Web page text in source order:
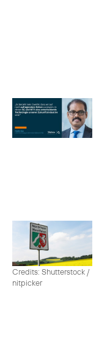
Credits: Shutterstock /
nitpicker